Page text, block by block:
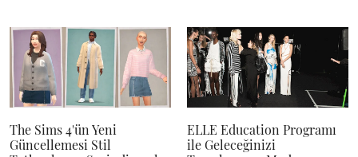
The Sims 4'ün Yeni
Güncellemesi Stil
ELLE Education Programı
ile Geleceğinizi